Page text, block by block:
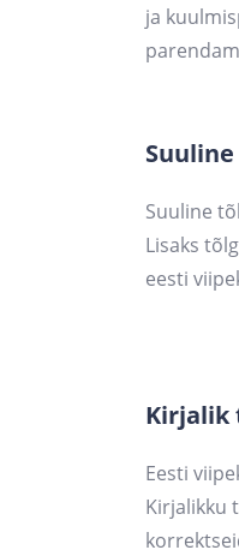
ja
Suuline
Lisaks
eesti
Kirjalik
Eesti
Kirjalikku